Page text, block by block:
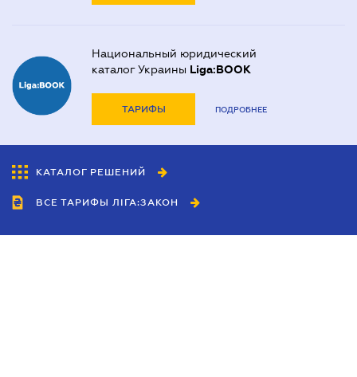
Национальный юридический
каталог Украины Liga:BOOK
ТАРИФЫ ПОДРОБНЕЕ
КАТАЛОГ РЕШЕНИЙ
ВСЕ ТАРИФЫ ЛІГА:ЗАКОН